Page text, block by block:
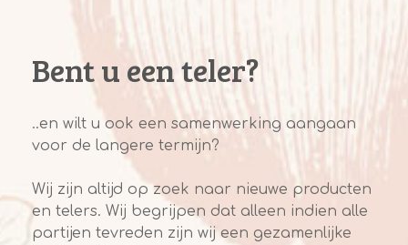
Bent u een teler?
..en wilt u ook een samenwerking aangaan
voor de langere termijn?
Wij zijn altijd op zoek naar nieuwe producten
en telers. Wij begrijpen dat alleen indien alle
partijen tevreden zijn wij een gezamenlijke